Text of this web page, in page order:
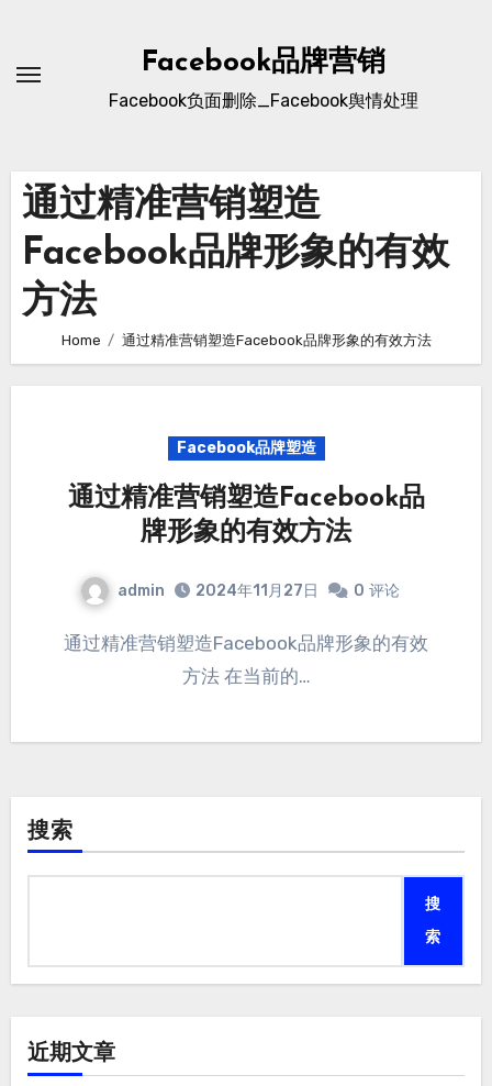
content
Facebook品牌营销
Facebook负面删除_Facebook舆情处理
通过精准营销塑造
Facebook品牌形象的有效
方法
Home 通过精准营销塑造Facebook品牌形象的有效方法
Facebook品牌塑造
通过精准营销塑造Facebook品
牌形象的有效方法
admin 2024年11月27日 0 评论
通过精准营销塑造Facebook品牌形象的有效
方法 在当前的…
搜索
搜
索
近期文章